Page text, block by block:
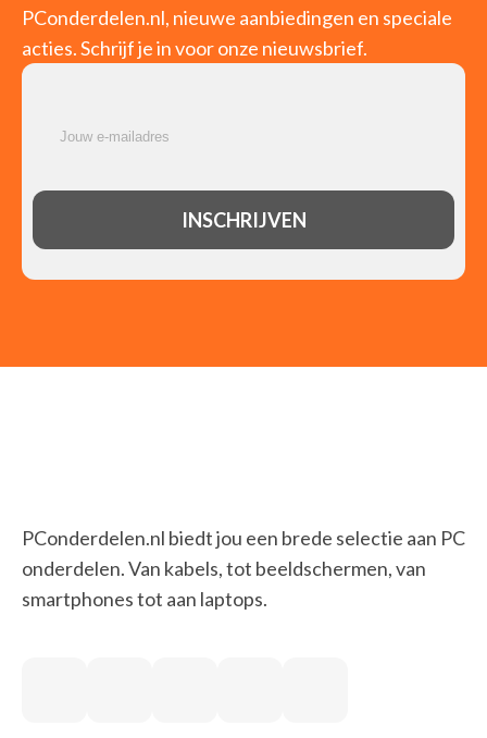
PConderdelen.nl, nieuwe aanbiedingen en speciale
acties. Schrijf je in voor onze nieuwsbrief.
PConderdelen.nl biedt jou een brede selectie aan PC
onderdelen. Van kabels, tot beeldschermen, van
smartphones tot aan laptops.